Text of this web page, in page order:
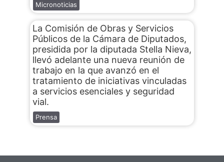
Micronoticias
La Comisión de Obras y Servicios
Públicos de la Cámara de Diputados,
presidida por la diputada Stella Nieva,
llevó adelante una nueva reunión de
trabajo en la que avanzó en el
tratamiento de iniciativas vinculadas
a servicios esenciales y seguridad
vial.
Prensa